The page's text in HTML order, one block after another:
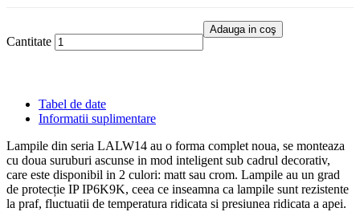
Cantitate
Adauga in coş
Tabel de date
Informatii suplimentare
Lampile din seria LALW14 au o forma complet noua, se monteaza
cu doua suruburi ascunse in mod inteligent sub cadrul decorativ,
care este disponibil in 2 culori: matt sau crom. Lampile au un grad
de protecție IP IP6K9K, ceea ce inseamna ca lampile sunt rezistente
la praf, fluctuatii de temperatura ridicata si presiunea ridicata a apei.